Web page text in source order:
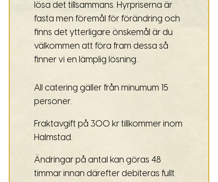
lösa det tillsammans. Hyrpriserna är
fasta men föremål för förändring och
finns det ytterligare önskemål är du
välkommen att föra fram dessa så
finner vi en lämplig lösning.
All catering gäller från minumum 15
personer.
Fraktavgift på 300 kr tillkommer inom
Halmstad.
Ändringar på antal kan göras 48
timmar innan därefter debiteras fullt